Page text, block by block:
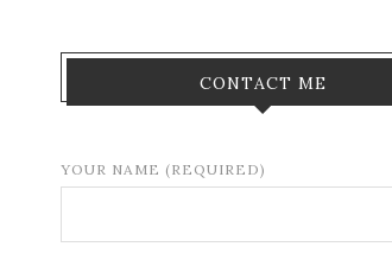
CONTACT ME
YOUR NAME (REQUIRED)